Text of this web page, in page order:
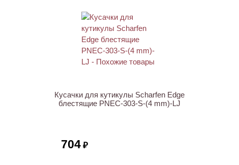
Кусачки для кутикулы Scharfen Edge
блестящие PNEC-303-S-(4 mm)-LJ
704 ₽